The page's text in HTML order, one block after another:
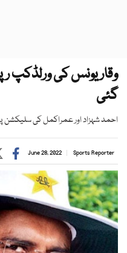
وقار یونس کی ورلڈکپ
گئی
احمد شہزاد اور عمراکمل کی سلیکشن
Sports Reporter
June 28, 2022